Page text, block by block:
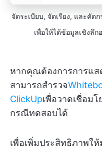
จัดระเบียบ, จัดเรียง, และคัด
เพื่อให้ได้ข้อมูลเชิงลึ
หากคุณต้องการการแ
สามารถสำรวจ
ClickUpเพื่อวาดเชื่อม
กรณีทดสอบได้
เพื่อเพิ่มประสิทธิภาพใ